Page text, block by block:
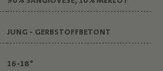
R
JUNG - GERBSTOFFBETONT
16-18°